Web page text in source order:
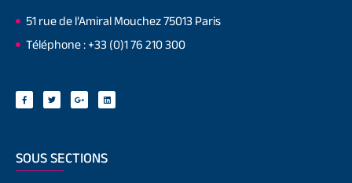
51 rue de l’Amiral Mouchez 75013 Paris
Téléphone : +33 (0)1 76 210 300
SOUS SECTIONS